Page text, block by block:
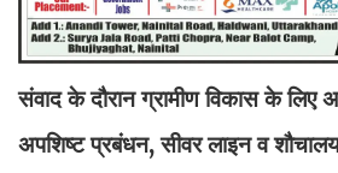
संवाद के दौरान ग्रामीण विकास के लिए
अपशिष्ट प्रबंधन, सीवर लाइन व शौचालय